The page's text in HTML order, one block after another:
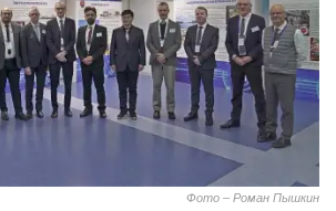
Фото – Роман Пышкин